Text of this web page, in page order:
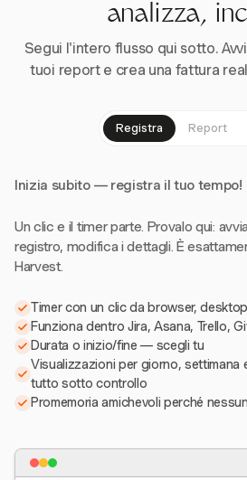
analizza,
Segui l'intero flusso qui sotto.
tuoi report e crea una fattura
Registra Report
Inizia subito — registra il tuo tempo!
Un clic e il timer parte. Provalo qui:
registro, modifica i dettagli. È
Harvest.
Timer con un clic da browser,
Funziona dentro Jira, Asana, Trello,
Durata o inizio/fine — scegli tu
Visualizzazioni per giorno, settimana
tutto sotto controllo
Promemoria amichevoli perché